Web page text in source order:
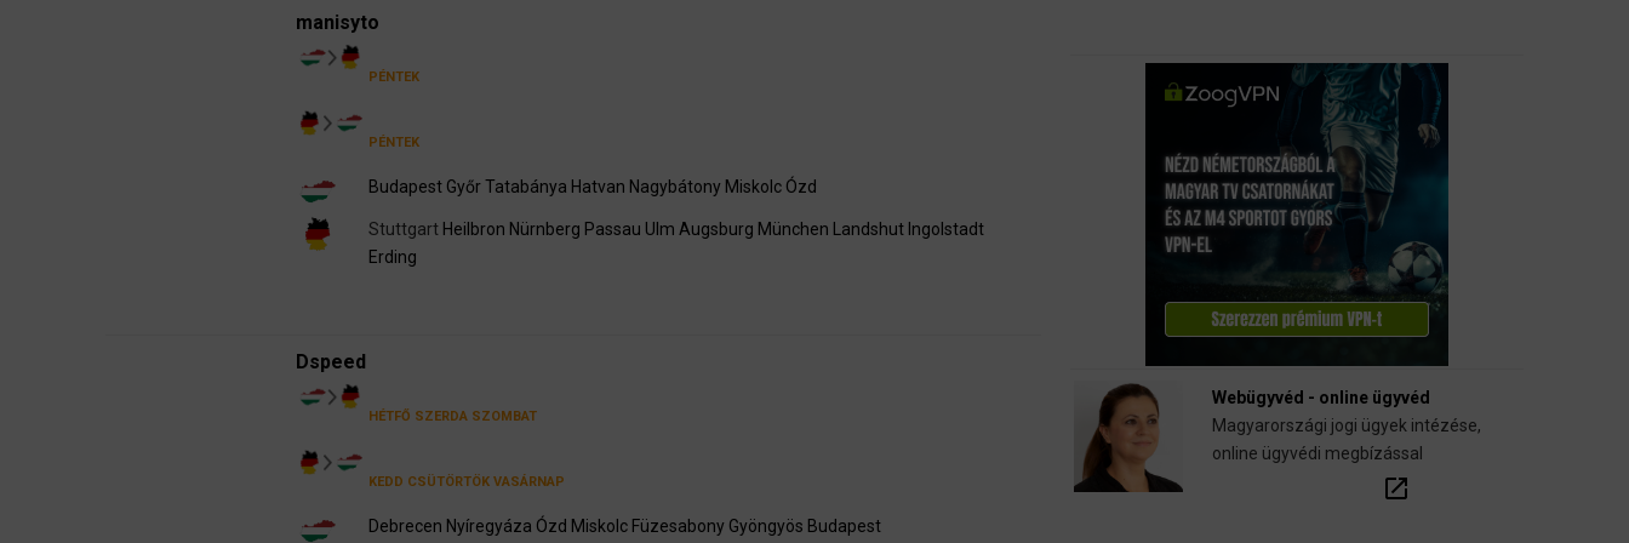
manisyto
PÉNTEK
PÉNTEK
Budapest GyőrTatabánya Hatvan Nagybátony Miskolc Ózd
Stuttgart Heilbron Nürnberg Passau Ulm Augsburg München Landshut Ingolstadt
Erding
Dspeed
HÉTFŐ SZERDA SZOMBAT
KEDD CSÜTÖRTÖK VASÁRNAP
Debrecen Nyíregyáza Ózd Miskolc Füzesabony Gyöngyös Budapest
Webügyvéd - online ügyvéd
Magyarországi jogi ügyek intézése,
online ügyvédi megbízással
open_in_new